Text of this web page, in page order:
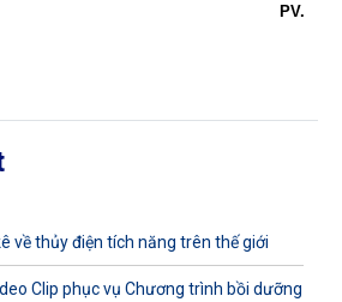
PV.
về thủy điện tích năng trên thế giới
Clip phục vụ Chương trình bồi dưỡng